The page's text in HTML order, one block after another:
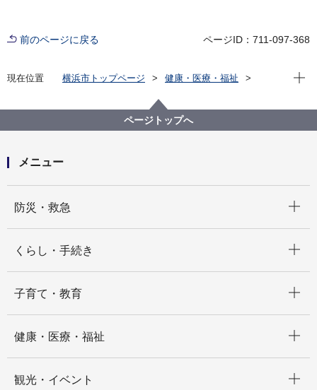
前のページに戻る ページID：711-097-368
現在位置 横浜市トップページ
健康・医療・福祉
医務薬務情報（お知らせ、チェックリスト、お役立ち
現在
ページトップへ
メニュー
防災・救急
くらし・手続き
子育て・教育
健康・医療・福祉
観光・イベント